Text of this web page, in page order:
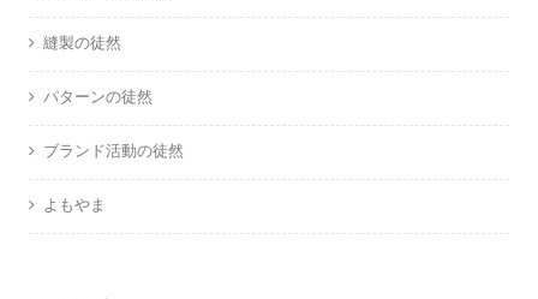
縫製の徒然
パターンの徒然
ブランド活動の徒然
よもやま